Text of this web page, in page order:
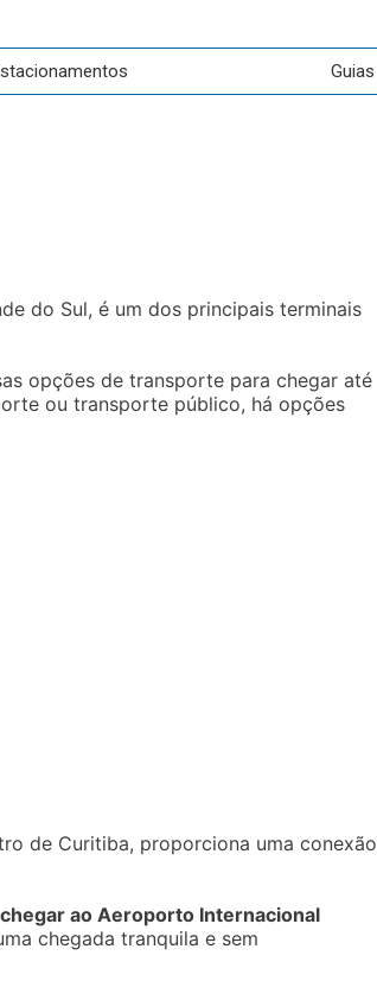
Guias
do Sul, é um dos principais terminais
opções de transporte para chegar até
ou transporte público, há opções
de Curitiba, proporciona uma conexão
chegar ao Aeroporto Internacional
chegada tranquila e sem